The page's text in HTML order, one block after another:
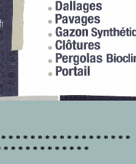
* * * * * * * * * * * * * * * * *
* * * * * * * * * * * *